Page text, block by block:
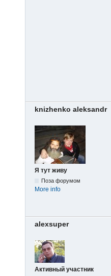
knizhenko aleksandr
Я тут живу
Поза форумом
More info
alexsuper
Активный участник